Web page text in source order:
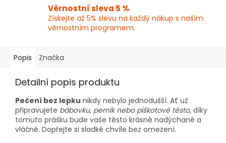
Věrnostní sleva 5 %
Získejte až 5% slevu na každý nákup s naším
věrnostním programem.
Popis Značka
Detailní popis produktu
Pečení bez lepku nikdy nebylo jednodušší. Ať už
připravujete bábovku, perník nebo piškotové těsto, díky
tomuto prášku bude vaše těsto krásně nadýchané a
vláčné. Dopřejte si sladké chvíle bez omezení.